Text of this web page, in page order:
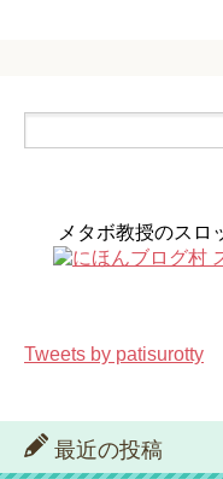
メタボ教授のスロ
Tweets by patisurotty
最近の投稿